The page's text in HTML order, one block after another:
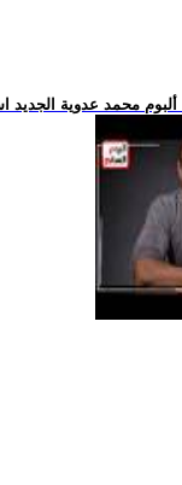
محمد عدوية الجديد